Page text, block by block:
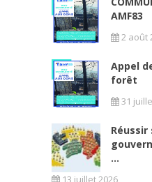
AMF83
2 août
Appel
forêt
31
Réussir
...
13 juillet 2026